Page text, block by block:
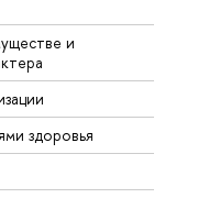
и
здоровья